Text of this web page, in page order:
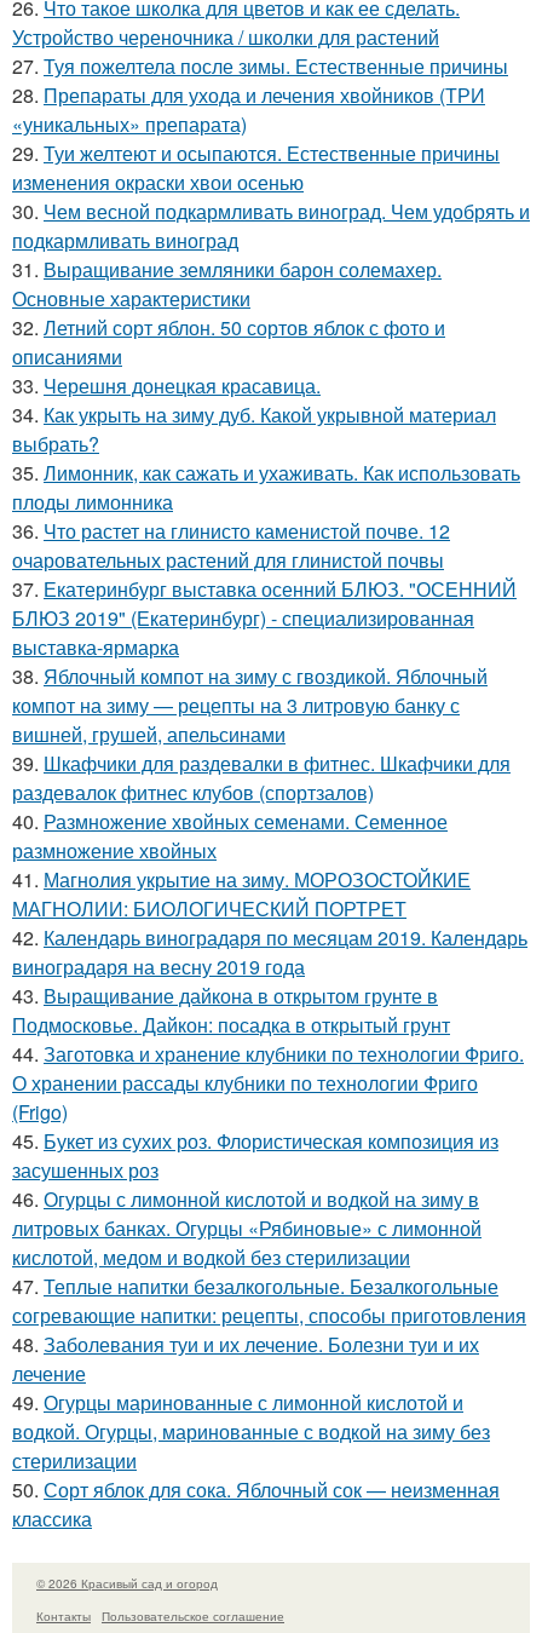
26. Что такое школка для цветов и как ее сделать.
Устройство череночника / школки для растений
27. Туя пожелтела после зимы. Естественные причины
28. Препараты для ухода и лечения хвойников (ТРИ
«уникальных» препарата)
29. Туи желтеют и осыпаются. Естественные причины
изменения окраски хвои осенью
30. Чем весной подкармливать виноград. Чем удобрять и
подкармливать виноград
31. Выращивание земляники барон солемахер.
Основные характеристики
32. Летний сорт яблон. 50 сортов яблок с фото и
описаниями
33. Черешня донецкая красавица.
34. Как укрыть на зиму дуб. Какой укрывной материал
выбрать?
35. Лимонник, как сажать и ухаживать. Как использовать
плоды лимонника
36. Что растет на глинисто каменистой почве. 12
очаровательных растений для глинистой почвы
37. Екатеринбург выставка осенний БЛЮЗ. "ОСЕННИЙ
БЛЮЗ 2019" (Екатеринбург) - специализированная
выставка-ярмарка
38. Яблочный компот на зиму с гвоздикой. Яблочный
компот на зиму — рецепты на 3 литровую банку с
вишней, грушей, апельсинами
39. Шкафчики для раздевалки в фитнес. Шкафчики для
раздевалок фитнес клубов (спортзалов)
40. Размножение хвойных семенами. Семенное
размножение хвойных
41. Магнолия укрытие на зиму. МОРОЗОСТОЙКИЕ
МАГНОЛИИ: БИОЛОГИЧЕСКИЙ ПОРТРЕТ
42. Календарь виноградаря по месяцам 2019. Календарь
виноградаря на весну 2019 года
43. Выращивание дайкона в открытом грунте в
Подмосковье. Дайкон: посадка в открытый грунт
44. Заготовка и хранение клубники по технологии Фриго.
О хранении рассады клубники по технологии Фриго
(Frigo)
45. Букет из сухих роз. Флористическая композиция из
засушенных роз
46. Огурцы с лимонной кислотой и водкой на зиму в
литровых банках. Огурцы «Рябиновые» с лимонной
кислотой, медом и водкой без стерилизации
47. Теплые напитки безалкогольные. Безалкогольные
согревающие напитки: рецепты, способы приготовления
48. Заболевания туи и их лечение. Болезни туи и их
лечение
49. Огурцы маринованные с лимонной кислотой и
водкой. Огурцы, маринованные с водкой на зиму без
стерилизации
50. Сорт яблок для сока. Яблочный сок — неизменная
классика
© 2026 Красивый сад и огород
Контакты
Пользовательское соглашение